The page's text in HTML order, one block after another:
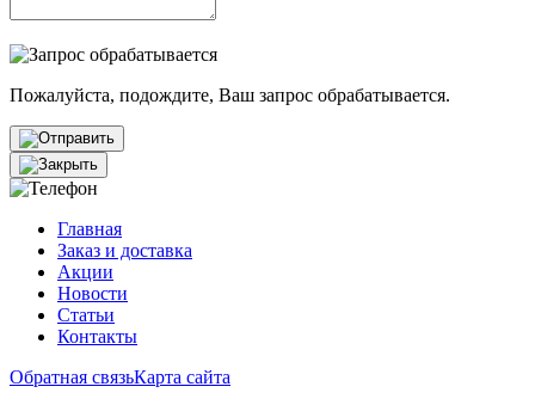
Пожалуйста, подождите, Ваш запрос обрабатывается.
Главная
Заказ и доставка
Акции
Новости
Статьи
Контакты
Обратная связьКарта сайта